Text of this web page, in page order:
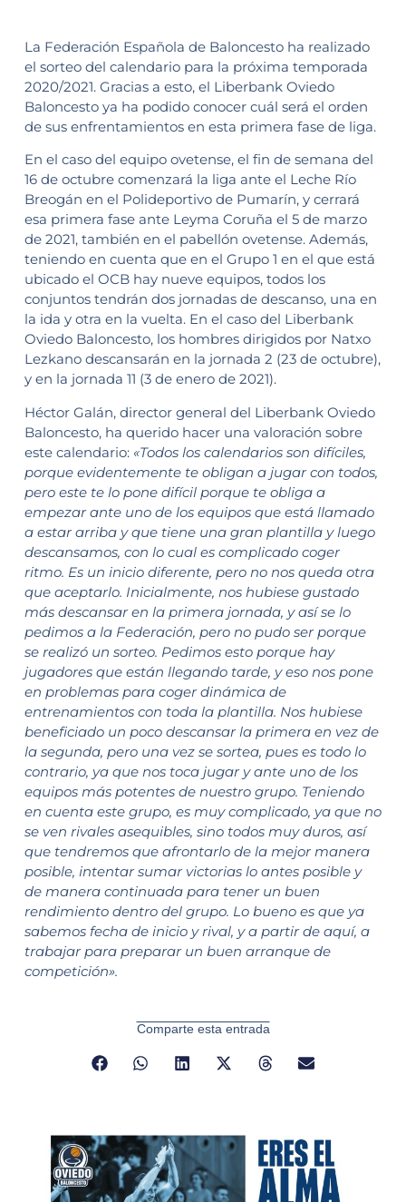
La Federación Española de Baloncesto ha realizado
el sorteo del calendario para la próxima temporada
2020/2021. Gracias a esto, el Liberbank Oviedo
Baloncesto ya ha podido conocer cuál será el orden
de sus enfrentamientos en esta primera fase de liga.
En el caso del equipo ovetense, el fin de semana del
16 de octubre comenzará la liga ante el Leche Río
Breogán en el Polideportivo de Pumarín, y cerrará
esa primera fase ante Leyma Coruña el 5 de marzo
de 2021, también en el pabellón ovetense. Además,
teniendo en cuenta que en el Grupo 1 en el que está
ubicado el OCB hay nueve equipos, todos los
conjuntos tendrán dos jornadas de descanso, una en
la ida y otra en la vuelta. En el caso del Liberbank
Oviedo Baloncesto, los hombres dirigidos por Natxo
Lezkano descansarán en la jornada 2 (23 de octubre),
y en la jornada 11 (3 de enero de 2021).
Héctor Galán, director general del Liberbank Oviedo
Baloncesto, ha querido hacer una valoración sobre
este calendario: «Todos los calendarios son difíciles,
porque evidentemente te obligan a jugar con todos,
pero este te lo pone difícil porque te obliga a
empezar ante uno de los equipos que está llamado
a estar arriba y que tiene una gran plantilla y luego
descansamos, con lo cual es complicado coger
ritmo. Es un inicio diferente, pero no nos queda otra
que aceptarlo. Inicialmente, nos hubiese gustado
más descansar en la primera jornada, y así se lo
pedimos a la Federación, pero no pudo ser porque
se realizó un sorteo. Pedimos esto porque hay
jugadores que están llegando tarde, y eso nos pone
en problemas para coger dinámica de
entrenamientos con toda la plantilla. Nos hubiese
beneficiado un poco descansar la primera en vez de
la segunda, pero una vez se sortea, pues es todo lo
contrario, ya que nos toca jugar y ante uno de los
equipos más potentes de nuestro grupo. Teniendo
en cuenta este grupo, es muy complicado, ya que no
se ven rivales asequibles, sino todos muy duros, así
que tendremos que afrontarlo de la mejor manera
posible, intentar sumar victorias lo antes posible y
de manera continuada para tener un buen
rendimiento dentro del grupo. Lo bueno es que ya
sabemos fecha de inicio y rival, y a partir de aquí, a
trabajar para preparar un buen arranque de
competición».
Comparte esta entrada